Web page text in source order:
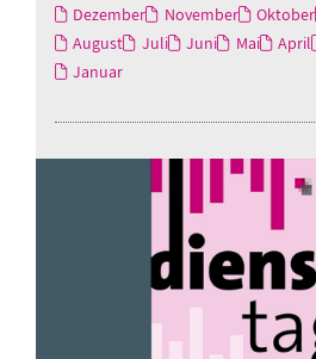
Dezember November Oktober
August
Juli Juni Mai April
Januar